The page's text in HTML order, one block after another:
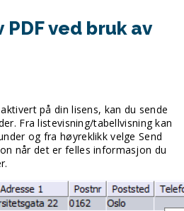
ved bruk av
på din lisens, kan du sende
Fra listevisning/tabellvisning kan
og fra høyreklikk velge Send
når det er felles informasjon du